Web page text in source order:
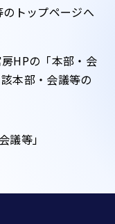
トップページへ
HPの「本部・会
本部・会議等の
議等」​